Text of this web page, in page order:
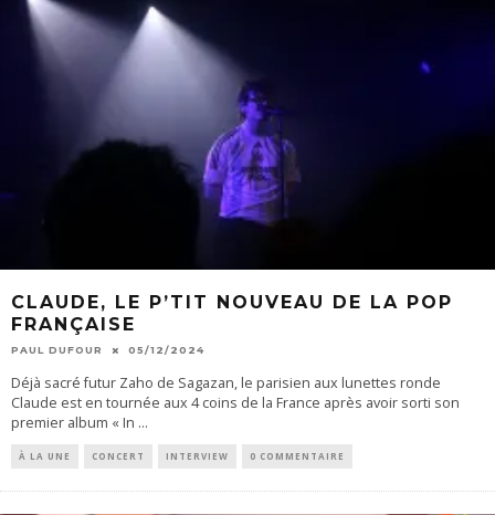
CLAUDE, LE P’TIT NOUVEAU DE LA POP
FRANÇAISE
PAUL DUFOUR 05/12/2024
Déjà sacré futur Zaho de Sagazan, le parisien aux lunettes ronde
Claude est en tournée aux 4 coins de la France après avoir sorti son
premier album « In ...
À LA UNE CONCERT INTERVIEW 0 COMMENTAIRE